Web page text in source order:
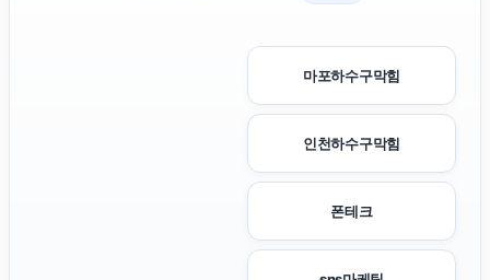
마포하수구막힘
인천하수구막힘
폰테크